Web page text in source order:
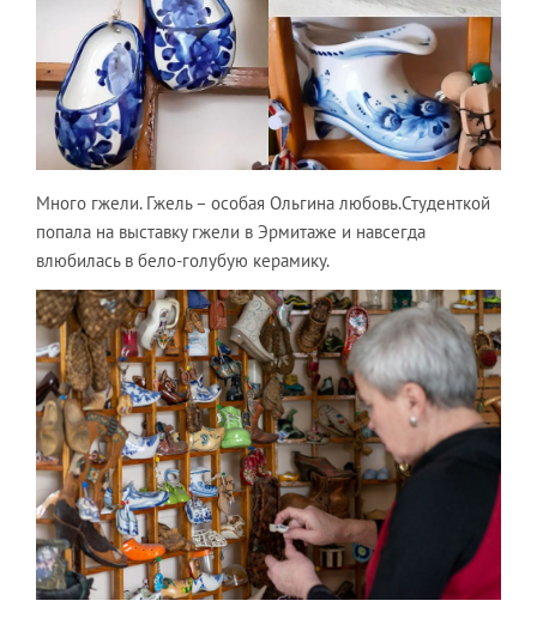
Много гжели. Гжель – особая Ольгина любовь.Студенткой
попала на выставку гжели в Эрмитаже и навсегда
влюбилась в бело-голубую керамику.